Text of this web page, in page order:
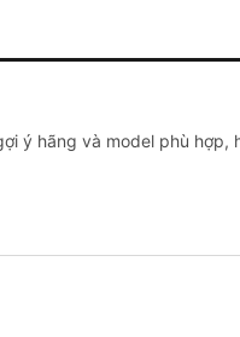
ý hãng và model phù hợp,